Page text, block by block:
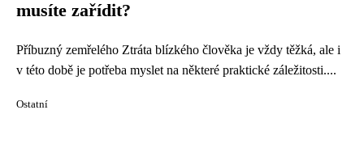
musíte zařídit?
Příbuzný zemřelého Ztráta blízkého člověka je vždy těžká, ale i
v této době je potřeba myslet na některé praktické záležitosti....
Ostatní